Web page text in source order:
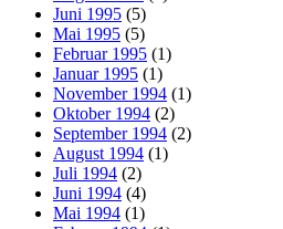
Juni 1995 (5)
Mai 1995 (5)
Februar 1995 (1)
Januar 1995 (1)
November 1994 (1)
Oktober 1994 (2)
September 1994 (2)
August 1994 (1)
Juli 1994 (2)
Juni 1994 (4)
Mai 1994 (1)